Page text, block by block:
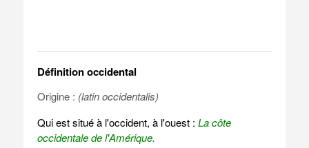
Définition occidental
Origine : (latin occidentalis)
Qui est situé à l'occident, à l'ouest : La côte
occidentale de l'Amérique.